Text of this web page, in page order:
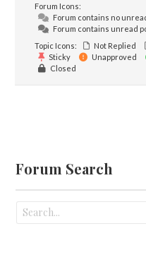
Forum Icons:
Forum contains no
Forum contains unread
Topic Icons:
Not Replied
Sticky
Unapproved
Closed
Forum Search